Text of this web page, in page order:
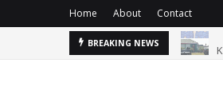
Home About Contact
BREAKING NEWS